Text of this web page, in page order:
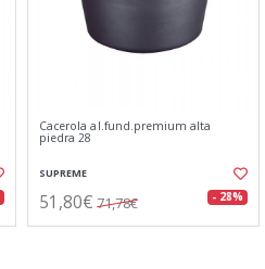
Cacerola al.fund.premium alta
piedra 28
SUPREME
51,80€ 71,78€ - 28%